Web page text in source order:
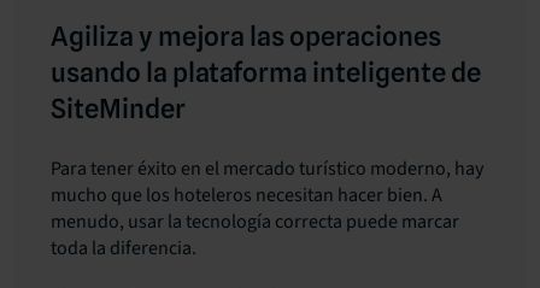
Agiliza y mejora las operaciones
usando la plataforma inteligente de
SiteMinder
Para tener éxito en el mercado turístico moderno, hay
mucho que los hoteleros necesitan hacer bien. A
menudo, usar la tecnología correcta puede marcar
toda la diferencia.